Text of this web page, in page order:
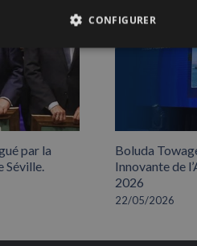
par la
Séville.
Boluda
Innovante de
2026
22/05/2026
CONFIGURER